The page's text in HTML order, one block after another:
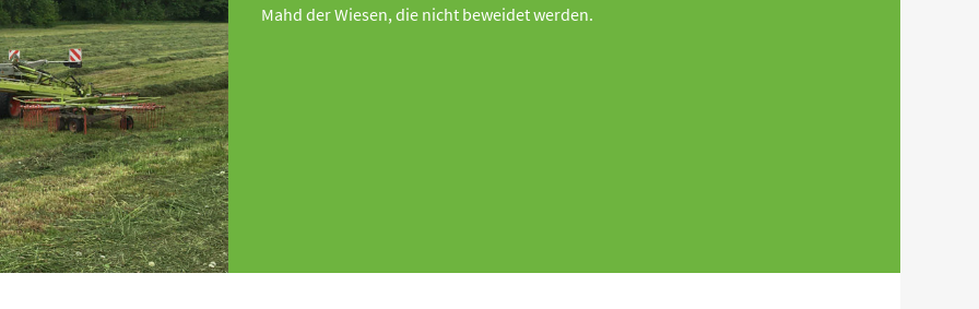
Mahd der Wiesen, die nicht beweidet werden.